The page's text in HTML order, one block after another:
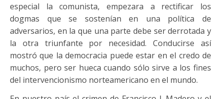
especial la comunista, empezara a rectificar los
dogmas que se sostenían en una política de
adversarios, en la que una parte debe ser derrotada y
la otra triunfante por necesidad. Conducirse así
mostró que la democracia puede estar en el credo de
muchos, pero ser hueca cuando sólo sirve a los fines
del intervencionismo norteamericano en el mundo.